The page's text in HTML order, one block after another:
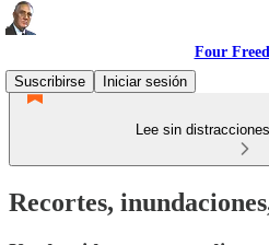
Four
Suscribirse
Iniciar sesión
Lee sin
Recortes,